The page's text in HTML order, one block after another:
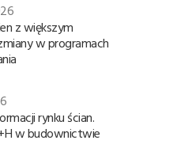
z większym
w programach
rynku ścian.
w budownictwie